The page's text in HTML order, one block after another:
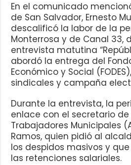
En el comunicado
de San Salvador, Ernesto
descalificó la labor de la
Monterrosa y de Canal 33,
entrevista matutina
abordó la entrega del
Económico y Social
sindicales y campaña
Durante la entrevista, la
enlace con el secretario
Trabajadores Municipales
Ramos, quien pidió al
los despidos masivos y
las retenciones salariales.